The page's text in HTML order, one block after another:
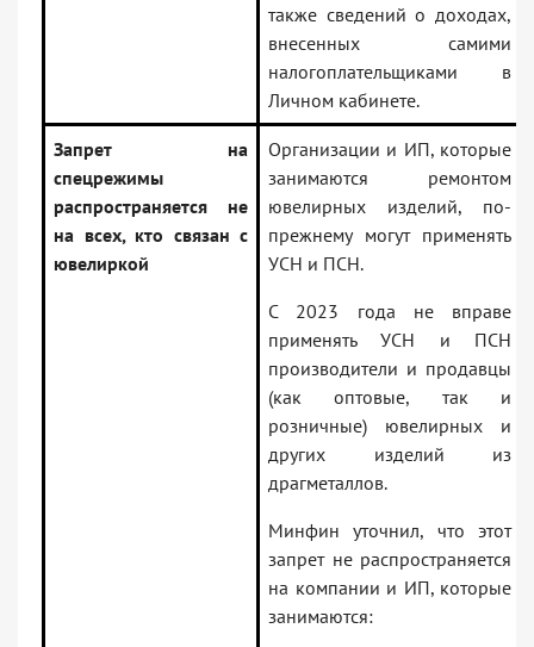
также сведений о доходах,
внесенных самими
налогоплательщиками в
Личном кабинете.
Запрет на
спецрежимы
распространяется не
на всех, кто связан с
ювелиркой
Организации и ИП, которые
занимаются ремонтом
ювелирных изделий, по-
прежнему могут применять
УСН и ПСН.
С 2023 года не вправе
применять УСН и ПСН
производители и продавцы
(как оптовые, так и
розничные) ювелирных и
других изделий из
драгметаллов.
Минфин уточнил, что этот
запрет не распространяется
на компании и ИП, которые
занимаются: